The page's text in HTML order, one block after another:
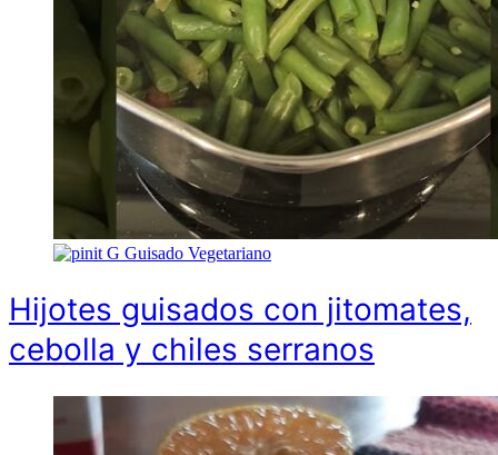
G Guisado Vegetariano
Hijotes guisados con jitomates,
cebolla y chiles serranos